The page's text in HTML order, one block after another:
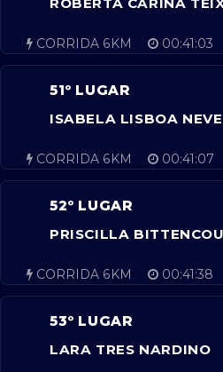
CORRIDA 6KM 00:41:03
51º LUGAR
ISABELA LISBOA
CORRIDA 6KM 00:41:07
52º LUGAR
PRISCILLA
CORRIDA 6KM 00:41:38
53º LUGAR
LARA TRES NARDINO